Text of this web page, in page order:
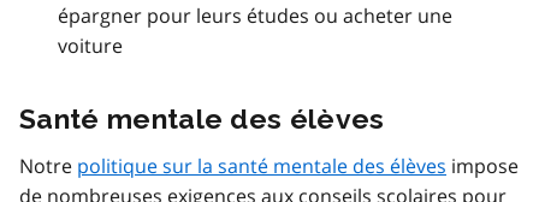
épargner pour leurs études ou acheter une
voiture
Santé mentale des élèves
Notre politique sur la santé mentale des élèves impose
de nombreuses exigences aux conseils scolaires pour